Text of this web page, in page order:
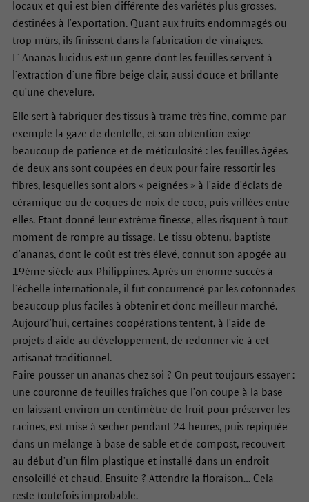
locaux et qui est bien différente des variétés plus grosses,
destinées à l’exportation. Quant aux fruits endommagés ou
trop mûrs, ils finissent dans la fabrication de vinaigres.
L’ Ananas lucidus est un genre dont les feuilles servent à
l’extraction d’une fibre beige clair, aussi douce et brillante
qu’une chevelure.
Elle sert à fabriquer des tissus à trame très fine, comme par
exemple la gaze de dentelle, et son obtention exige
beaucoup de patience et de méticulosité : les feuilles âgées
de deux ans sont coupées en deux pour faire ressortir les
fibres, lesquelles sont alors « peignées » à l’aide d’éclats de
céramique ou de coques de noix de coco, puis vrillées entre
elles. Etant donné leur extrême finesse, elles risquent à tout
moment de rompre au tissage. Le tissu obtenu, baptiste
d’ananas, dont le coût est très élevé, connut son apogée au
19ème siècle aux Philippines. Après un énorme succès à
l’échelle internationale, il fut concurrencé par les cotonnades
beaucoup plus faciles à obtenir et donc meilleur marché.
Aujourd’hui, certaines coopérations tentent, à l’aide de
projets d’aide au développement, de redonner vie à cet
artisanat traditionnel.
Faire pousser un ananas chez soi ? On peut toujours essayer :
une couronne de feuilles fraîches que l’on coupe à la base
en laissant environ un centimètre de fruit pour préserver les
racines, est mise à sécher pendant 24 heures, puis repiquée
dans un mélange à base de sable et de compost, recouvert
au début d’un film plastique et installé dans un endroit
ensoleillé et chaud. Ensuite ? Attendre la floraison… Cela
reste toutefois improbable.